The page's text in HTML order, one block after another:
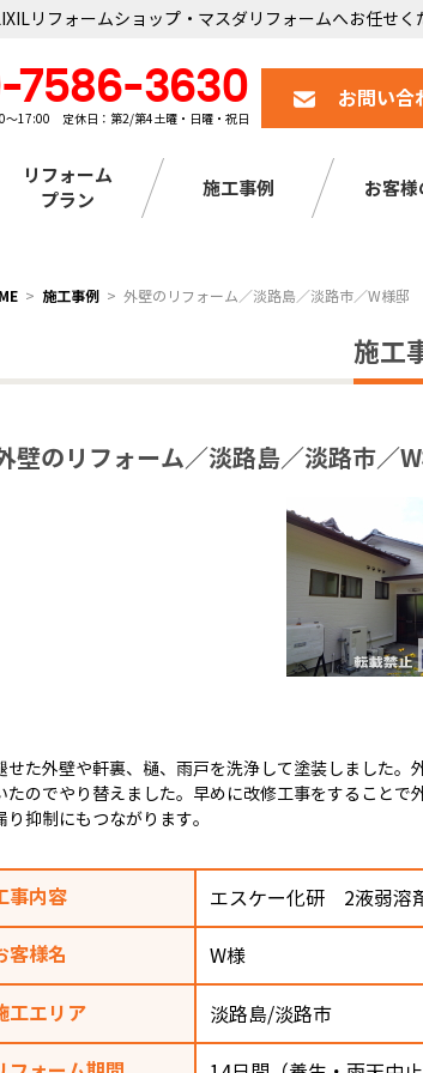
リフォームショップ・マスダリフォームへお任せく
7586-3630
～17:00 定休日：第2/第4土曜・日曜・祝日
お問い合
リフォーム
プラン
施工事例 お客様
施工事例 外壁のリフォーム／淡路島／淡路市／W様邸
施工
壁のリフォーム／淡路島／淡路市／
せた外壁や軒裏、樋、雨戸を洗浄して塗装しました
たのでやり替えました。早めに改修工事をすること
り抑制にもつながります。
事内容 エスケー化研 2液弱溶
客様名 W様
工エリア 淡路島/淡路市